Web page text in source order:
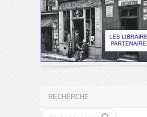
RECHERCHE